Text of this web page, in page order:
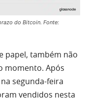
do Bitcoin. Fonte:
papel, também não
momento. Após
segunda-feira
vendidos nesta